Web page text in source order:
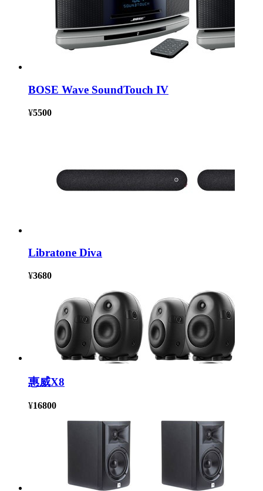
BOSE Wave SoundTouch IV
¥5500
Libratone Diva
¥3680
惠威X8
¥16800